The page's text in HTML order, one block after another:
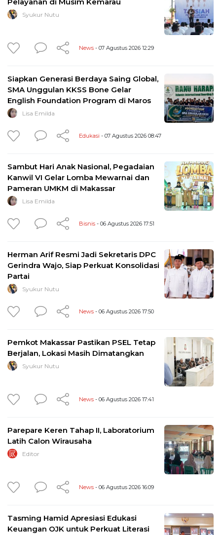
Syukur Nutu
News - 07 Agustus 2026 12:29
Siapkan Generasi Berdaya Saing Global,
SMA Unggulan KKSS Bone Gelar
English Foundation Program di Maros
Lisa Emilda
Edukasi - 07 Agustus 2026 08:47
Sambut Hari Anak Nasional, Pegadaian
Kanwil VI Gelar Lomba Mewarnai dan
Pameran UMKM di Makassar
Lisa Emilda
Bisnis - 06 Agustus 2026 17:51
Herman Arif Resmi Jadi Sekretaris DPC
Gerindra Wajo, Siap Perkuat Konsolidasi
Partai
Syukur Nutu
News - 06 Agustus 2026 17:50
Pemkot Makassar Pastikan PSEL Tetap
Berjalan, Lokasi Masih Dimatangkan
Syukur Nutu
News - 06 Agustus 2026 17:41
Parepare Keren Tahap II, Laboratorium
Latih Calon Wirausaha
Editor
News - 06 Agustus 2026 16:09
Tasming Hamid Apresiasi Edukasi
Keuangan OJK untuk Perkuat Literasi